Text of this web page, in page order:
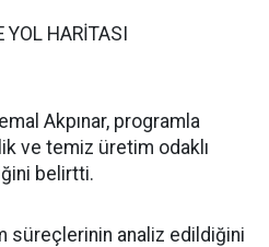
YOL HARİTASI
Akpınar, programla
ve temiz üretim odaklı
belirtti.
süreçlerinin analiz edildiğini